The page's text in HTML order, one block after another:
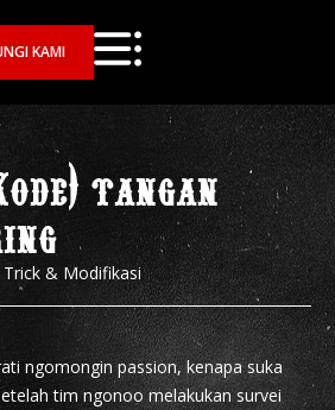
KAMI
tangan
Trick & Modifikasi
ngomongin passion, kenapa suka
tim ngonoo melakukan survei